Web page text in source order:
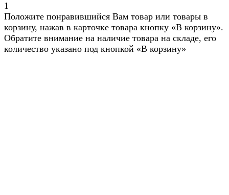
1
Положите понравившийся Вам товар или товары в
корзину, нажав в карточке товара кнопку «В корзину».
Обратите внимание на наличие товара на складе, его
количество указано под кнопкой «В корзину»